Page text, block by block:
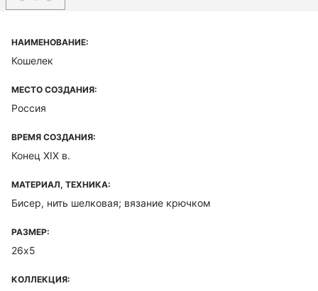
НАИМЕНОВАНИЕ:
Кошелек
МЕСТО СОЗДАНИЯ:
Россия
ВРЕМЯ СОЗДАНИЯ:
Конец XIX в.
МАТЕРИАЛ, ТЕХНИКА:
Бисер, нить шелковая; вязание крючком
РАЗМЕР:
26х5
КОЛЛЕКЦИЯ: